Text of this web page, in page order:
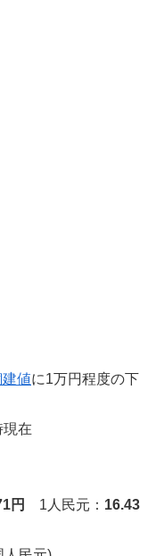
建値に1万円程度の下
現在
円 1人民元： 16.43